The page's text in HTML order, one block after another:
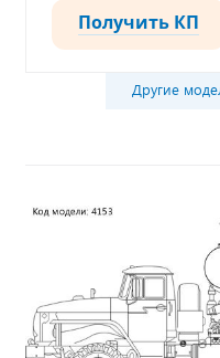
Получить КП
Другие